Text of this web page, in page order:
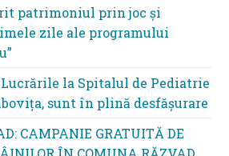
patrimoniul prin joc și
zile ale programului
Lucrările la Spitalul de Pediatrie
sunt în plină desfășurare
CAMPANIE GRATUITĂ DE